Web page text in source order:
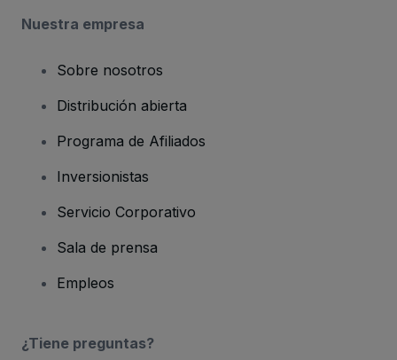
Nuestra empresa
Sobre nosotros
Distribución abierta
Programa de Afiliados
Inversionistas
Servicio Corporativo
Sala de prensa
Empleos
¿Tiene preguntas?